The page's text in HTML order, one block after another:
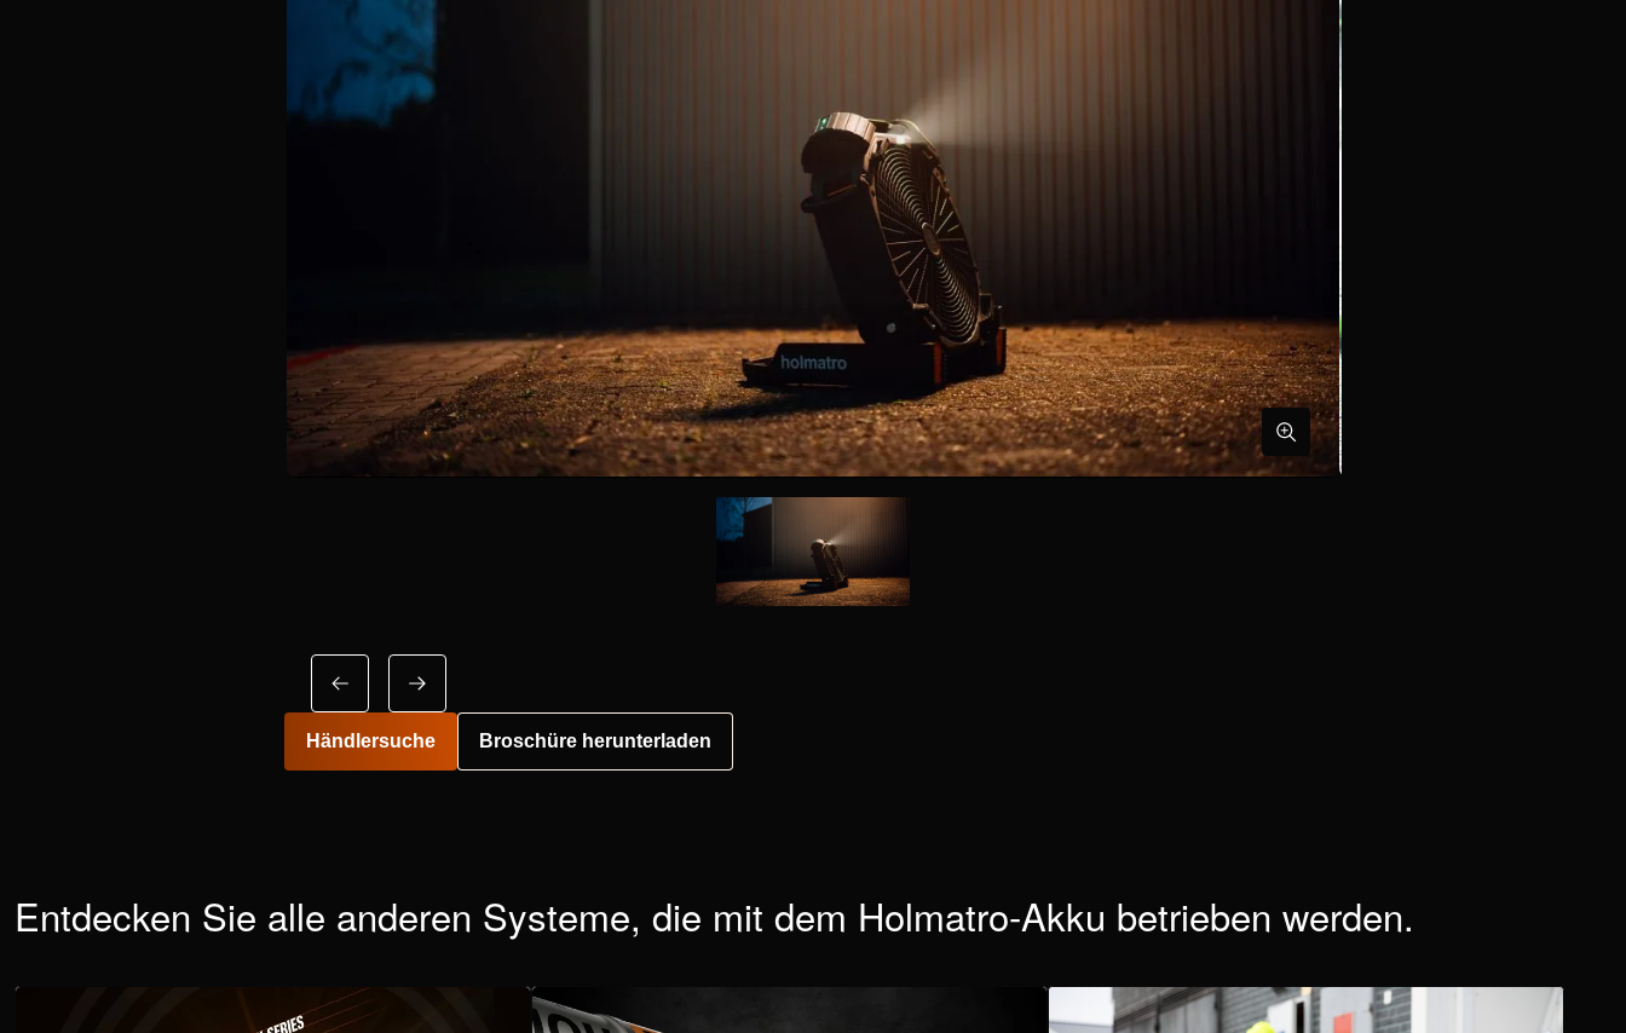
Händlersuche Broschüre herunterladen
Entdecken Sie alle anderen Systeme, die mit dem Holmatro-Akku betrieben werden.